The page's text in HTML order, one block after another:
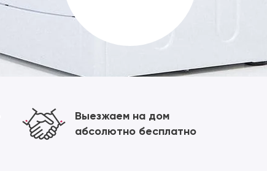
Выезжаем на дом
абсолютно бесплатно